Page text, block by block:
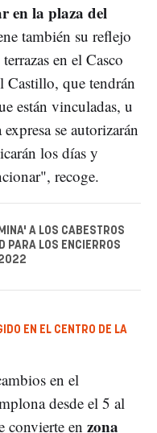
en la plaza del
también su reflejo
en el Casco
Castillo, que tendrán
están vinculadas, u
se autorizarán
los días y
recoge.
A LOS CABESTROS
PARA LOS ENCIERROS
2022
EN EL CENTRO DE LA
en el
desde el 5 al
convierte en zona